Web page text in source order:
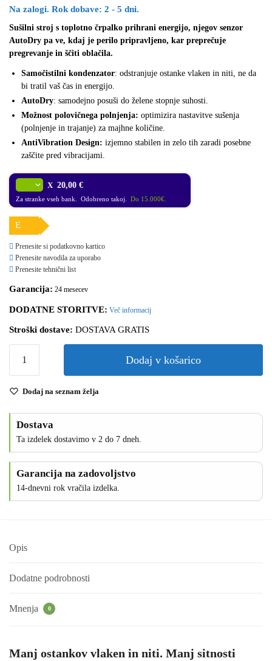
Na zalogi. Rok dobave: 2 - 5 dni.
Sušilni stroj s toplotno črpalko prihrani energijo, njegov senzor
AutoDry pa ve, kdaj je perilo pripravljeno, kar preprečuje
pregrevanje in ščiti oblačila.
Samočistilni kondenzator: odstranjuje ostanke vlaken in niti, ne da
bi tratil vaš čas in energijo.
AutoDry: samodejno posuši do želene stopnje suhosti.
Možnost polovičnega polnjenja: optimizira nastavitve sušenja
(polnjenje in trajanje) za majhne količine.
AntiVibration Design: izjemno stabilen in zelo tih zaradi posebne
zaščite pred vibracijami.
X 20,00 €
Za stranke vseh bank. Odobreno takoj. Do 15.000€.
E
Prenesite si podatkovno kartico
Prenesite navodila za uporabo
Prenesite tehnični list
Garancija: 24 mesecev
DODATNE STORITVE: Več informacij
Stroški dostave: DOSTAVA GRATIS
Dodaj v košarico
Dodaj na seznam želja
Dostava
Ta izdelek dostavimo v 2 do 7 dneh.
Garancija na zadovoljstvo
14-dnevni rok vračila izdelka.
Opis
Dodatne podrobnosti
Mnenja 0
Manj ostankov vlaken in niti. Manj sitnosti